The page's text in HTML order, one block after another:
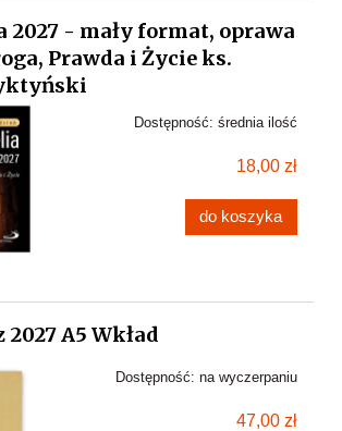
2027 - mały format, oprawa
Prawda i Życie ks.
Dostępność: średnia ilość
18,00 zł
do koszyka
A5 Wkład
Dostępność: na wyczerpaniu
47,00 zł